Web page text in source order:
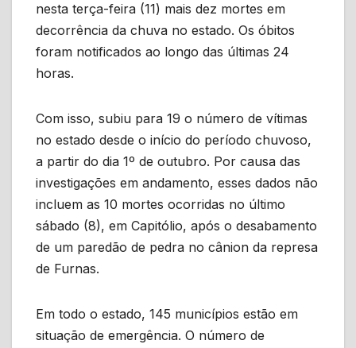
nesta terça-feira (11) mais dez mortes em
decorrência da chuva no estado. Os óbitos
foram notificados ao longo das últimas 24
horas.
Com isso, subiu para 19 o número de vítimas
no estado desde o início do período chuvoso,
a partir do dia 1º de outubro. Por causa das
investigações em andamento, esses dados não
incluem as 10 mortes ocorridas no último
sábado (8), em Capitólio, após o desabamento
de um paredão de pedra no cânion da represa
de Furnas.
Em todo o estado, 145 municípios estão em
situação de emergência. O número de